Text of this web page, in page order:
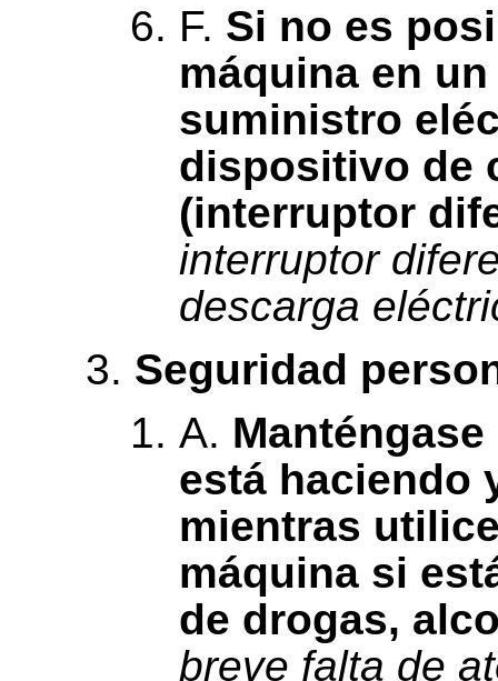
F. Si no es
máquina en
suministro
dispositivo de
(interruptor
interruptor
descarga
Seguridad
A.
está haciendo
mientras
máquina si
de drogas,
breve falta de